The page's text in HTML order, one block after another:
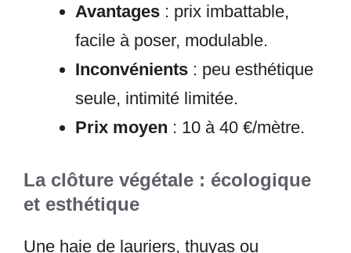
Avantages : prix imbattable,
facile à poser, modulable.
Inconvénients : peu esthétique
seule, intimité limitée.
Prix moyen : 10 à 40 €/mètre.
La clôture végétale : écologique
et esthétique
Une haie de lauriers, thuyas ou